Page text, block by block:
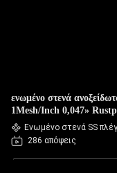
ενωμένο στενά
1Mesh/Inch 0,047»
Ενωμένο στενά SS
286 απόψεις